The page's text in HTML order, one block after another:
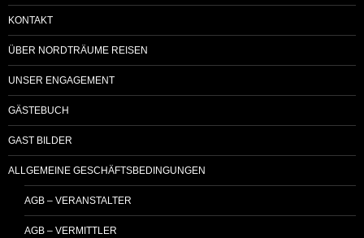
KONTAKT
ÜBER NORDTRÄUME REISEN
UNSER ENGAGEMENT
GÄSTEBUCH
GAST BILDER
ALLGEMEINE GESCHÄFTSBEDINGUNGEN
AGB – VERANSTALTER
AGB – VERMITTLER